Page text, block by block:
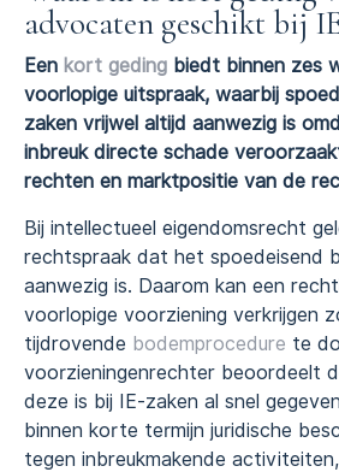
advocaten geschikt bij
Een kort geding biedt binnen zes
voorlopige uitspraak, waarbij
zaken vrijwel altijd aanwezig is
inbreuk directe schade
rechten en marktpositie van de
Bij intellectueel eigendomsrecht
rechtspraak dat het spoedeisend
aanwezig is. Daarom kan een
voorlopige voorziening verkrijgen
tijdrovende bodemprocedure te
voorzieningenrechter beoordeelt
deze is bij IE-zaken al snel
binnen korte termijn juridische
tegen inbreukmakende